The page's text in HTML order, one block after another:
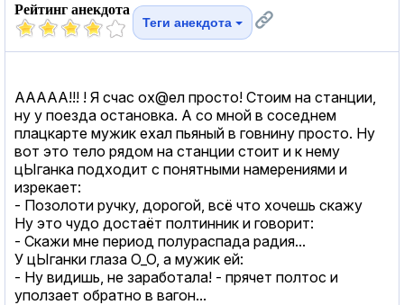
Рейтинг анекдота
Теги анекдота
ААААА!!! ! Я счас ох@ел просто! Стоим на станции,
ну у поезда остановка. А со мной в соседнем
плацкарте мужик ехал пьяный в говнину просто. Ну
вот это тело рядом на станции стоит и к нему
цЫганка подходит с понятными намерениями и
изрекает:
- Позолоти ручку, дорогой, всё что хочешь скажу
Ну это чудо достаёт полтинник и говорит:
- Скажи мне период полураспада радия...
У цЫганки глаза О_О, а мужик ей:
- Ну видишь, не заработала! - прячет полтос и
уползает обратно в вагон...